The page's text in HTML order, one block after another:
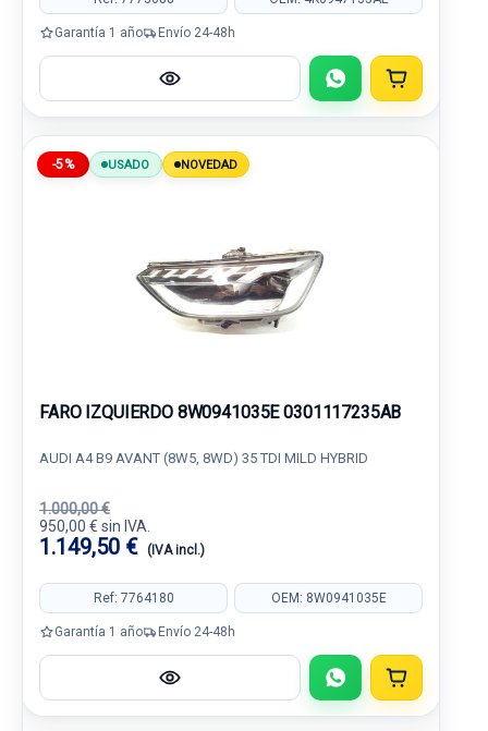
Garantía 1 año Envío 24-48h
-5% USADO NOVEDAD
FARO IZQUIERDO 8W0941035E 0301117235AB
AUDI A4 B9 AVANT (8W5, 8WD) 35 TDI MILD HYBRID
1.000,00 €
950,00 € sin IVA.
1.149,50 € (IVA incl.)
Ref: 7764180 OEM: 8W0941035E
Garantía 1 año Envío 24-48h